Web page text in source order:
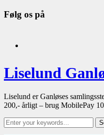
Følg os på
Liselund
Liselund er Ganløses
200,- årligt – brug MobilePay